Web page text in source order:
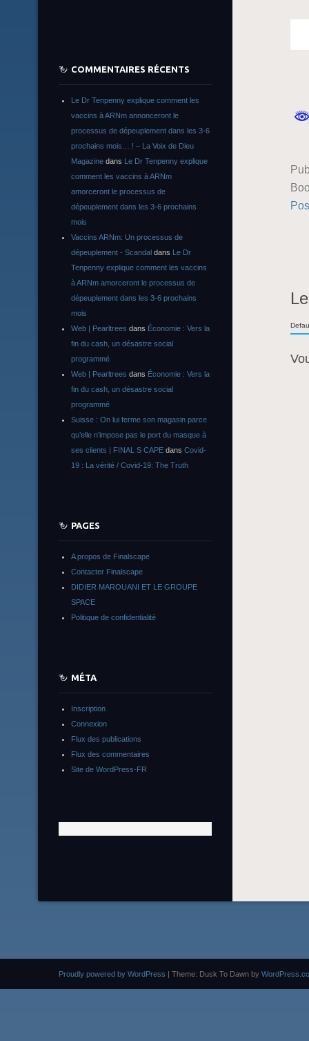
COMMENTAIRES RÉCENTS
Le Dr Tenpenny explique comment les
vaccins à ARNm annonceront le
processus de dépeuplement dans les 3-6
prochains mois… ! – La Voix de Dieu
Magazine dans Le Dr Tenpenny explique
comment les vaccins à ARNm
amorceront le processus de
dépeuplement dans les 3-6 prochains
mois
Vaccins ARNm: Un processus de
dépeuplement - Scandal dans Le Dr
Tenpenny explique comment les vaccins
à ARNm amorceront le processus de
dépeuplement dans les 3-6 prochains
mois
Web | Pearltrees dans Économie : Vers la
fin du cash, un désastre social
programmé
Web | Pearltrees dans Économie : Vers la
fin du cash, un désastre social
programmé
Suisse : On lui ferme son magasin parce
qu’elle n’impose pas le port du masque à
ses clients | FINAL S CAPE dans Covid-
19 : La vérité / Covid-19: The Truth
PAGES
A propos de Finalscape
Contacter Finalscape
DIDIER MAROUANI ET LE GROUPE
SPACE
Politique de confidentialité
MÉTA
Inscription
Connexion
Flux des publications
Flux des commentaires
Site de WordPress-FR
Proudly powered by WordPress | Theme: Dusk To Dawn by